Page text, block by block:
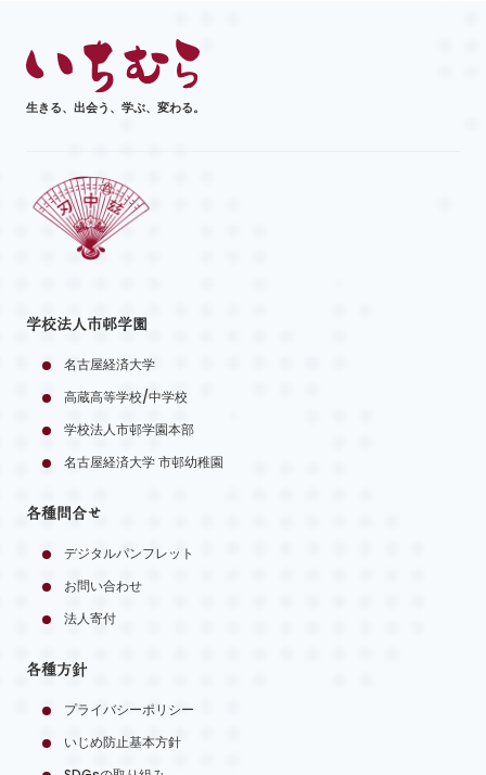
生きる、出会う、学ぶ、変わる。
学校法人市邨学園
名古屋経済大学
高蔵高等学校/中学校
学校法人市邨学園本部
名古屋経済大学 市邨幼稚園
各種問合せ
デジタルパンフレット
お問い合わせ
法人寄付
各種方針
プライバシーポリシー
いじめ防止基本方針